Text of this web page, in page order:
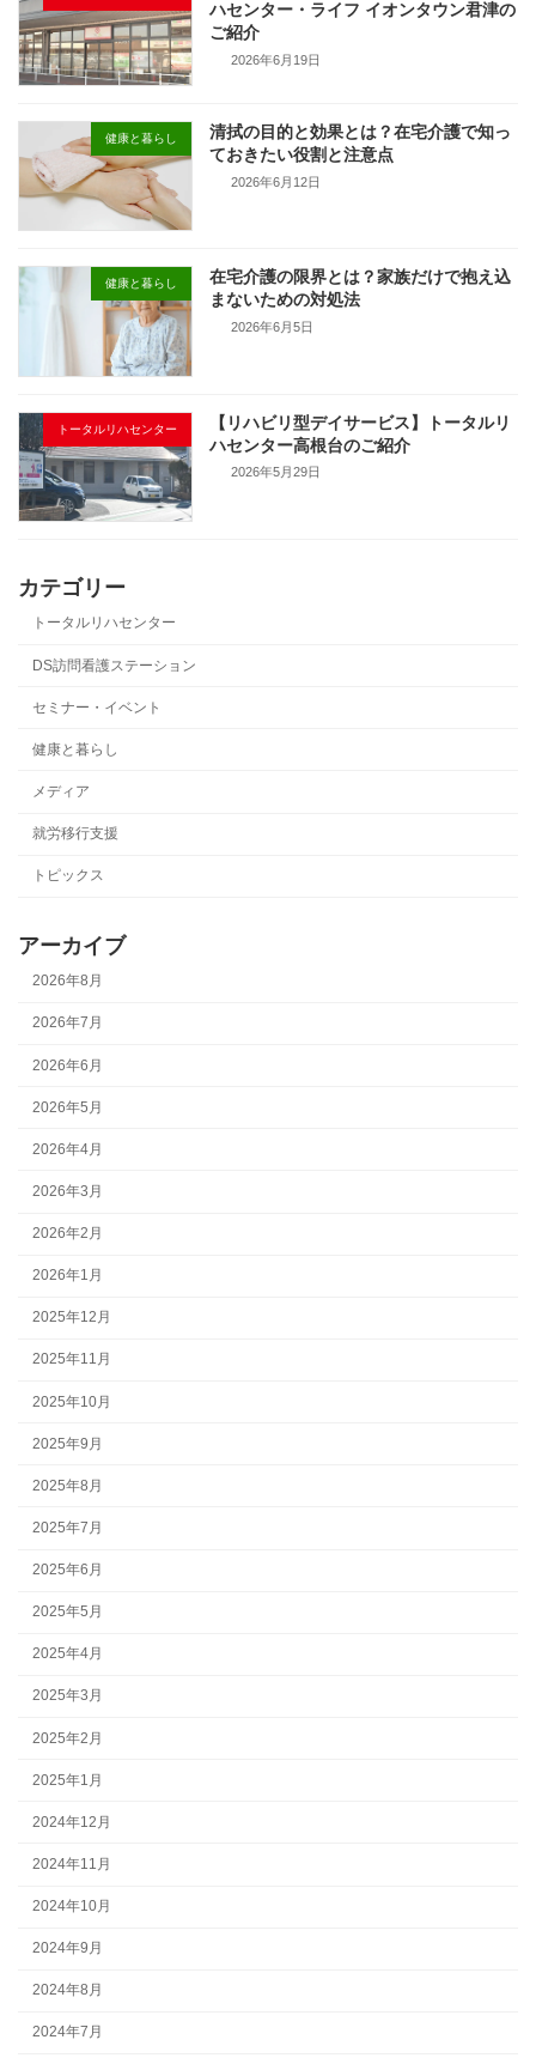
ハセンター・ライフ イオンタウン君津の
ご紹介
2026年6月19日
健康と暮らし
清拭の目的と効果とは？在宅介護で知っ
ておきたい役割と注意点
2026年6月12日
健康と暮らし
在宅介護の限界とは？家族だけで抱え込
まないための対処法
2026年6月5日
トータルリハセンター
【リハビリ型デイサービス】トータルリ
ハセンター高根台のご紹介
2026年5月29日
カテゴリー
トータルリハセンター
DS訪問看護ステーション
セミナー・イベント
健康と暮らし
メディア
就労移行支援
トピックス
アーカイブ
2026年8月
2026年7月
2026年6月
2026年5月
2026年4月
2026年3月
2026年2月
2026年1月
2025年12月
2025年11月
2025年10月
2025年9月
2025年8月
2025年7月
2025年6月
2025年5月
2025年4月
2025年3月
2025年2月
2025年1月
2024年12月
2024年11月
2024年10月
2024年9月
2024年8月
2024年7月